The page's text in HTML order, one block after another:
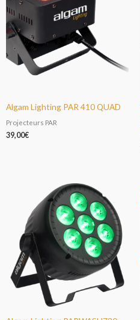
Algam Lighting PAR 410 QUAD
Projecteurs PAR
39,00€